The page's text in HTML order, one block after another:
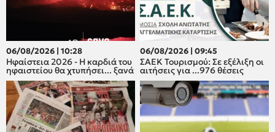
06/08/2026 | 10:28
Ηφαίστεια 2026 - Η καρδιά του
ηφαιστείου θα χτυπήσει... ξανά
06/08/2026 | 09:45
ΣΑΕΚ Τουρισμού: Σε εξέλιξη οι
αιτήσεις για ...976 θέσεις